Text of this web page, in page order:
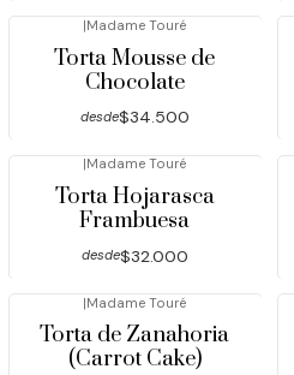
|Madame Touré
Torta Mousse de
Chocolate
desde$34.500
|Madame Touré
Torta Hojarasca
Frambuesa
desde$32.000
|Madame Touré
Torta de Zanahoria
(Carrot Cake)